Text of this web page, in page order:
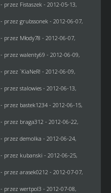
- przez Fistaszek- 2012-05-13,
- przez grubssonek- 2012-06-07,
- przez Młody78 - 2012-06-07,
- przez walenty69 - 2012-06-09,
- przez `KiaNeR! - 2012-06-09,
- przez stalowies- 2012-06-13,
- przez bastek1234- 2012-06-15,
- przez braga312 - 2012-06-22,
- przez demolka - 2012-06-24,
- przez kubanski - 2012-06-25,
- przez arasek0212 - 2012-07-07,
- przez wertpol3 - 2012-07-08,